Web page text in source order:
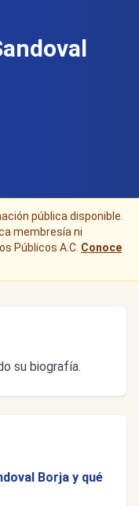
pública disponible.
membresía ni
Públicos A.C. Conoce
su biografía.
Borja y qué